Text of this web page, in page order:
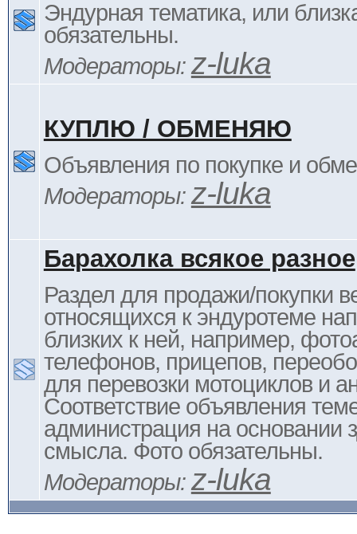
Эндурная тематика, или
обязательны.
Модераторы: z-luka
КУПЛЮ / ОБМЕНЯЮ
Объявления по покупке и
Модераторы: z-luka
Барахолка всякое разное
Раздел для продажи/покупки
относящихся к эндуротеме
близких к ней, например,
телефонов, прицепов,
для перевозки мотоциклов и
Соответствие объявления
администрация на основании
смысла. Фото обязательны.
Модераторы: z-luka